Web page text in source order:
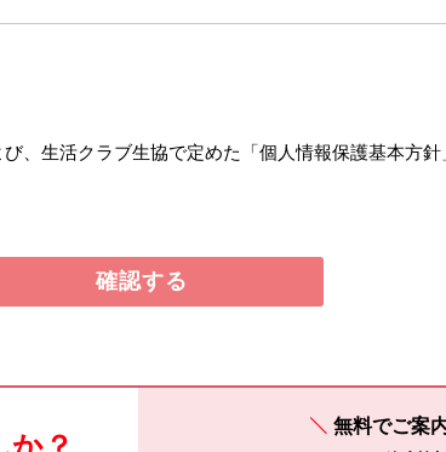
。
、生活クラブ生協で定めた「個人情報保護基本方
無料でご案